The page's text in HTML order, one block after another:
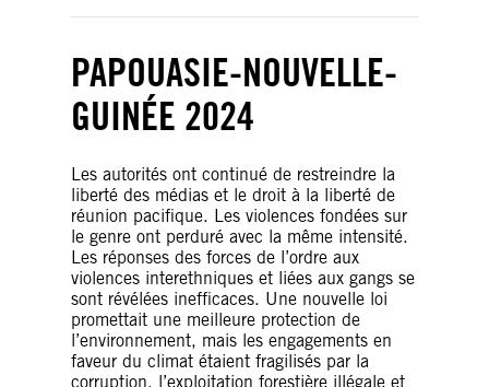
PAPOUASIE-NOUVELLE-
GUINÉE 2024
Les autorités ont continué de restreindre la
liberté des médias et le droit à la liberté de
réunion pacifique. Les violences fondées sur
le genre ont perduré avec la même intensité.
Les réponses des forces de l’ordre aux
violences interethniques et liées aux gangs se
sont révélées inefficaces. Une nouvelle loi
promettait une meilleure protection de
l’environnement, mais les engagements en
faveur du climat étaient fragilisés par la
corruption, l’exploitation forestière illégale et